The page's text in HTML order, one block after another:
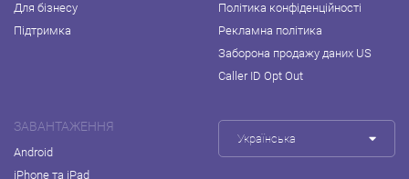
Для бізнесу
Підтримка
Політика конфіденційності
Рекламна політика
Заборона продажу даних US
Caller ID Opt Out
ЗАВАНТАЖЕННЯ
Android
iPhone та iPad
Українська